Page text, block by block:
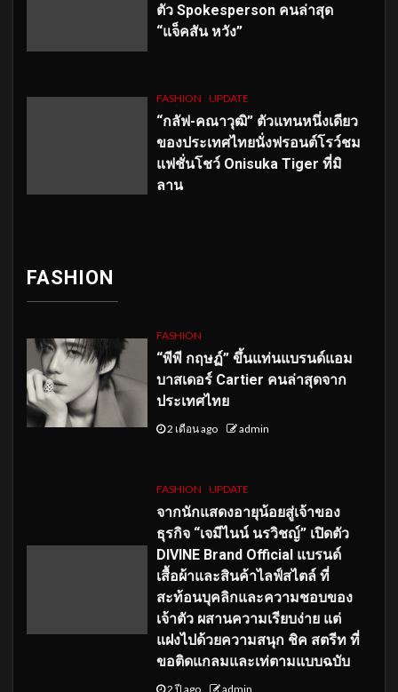
ตัว Spokesperson คนล่าสุด
“แจ็คสัน หวัง”
FASHION UPDATE
“กลัฟ-คณาวุฒิ” ตัวแทนหนึ่งเดียว
ของประเทศไทยนั่งฟรอนต์โรว์ชม
แฟชั่นโชว์ Onisuka Tiger ที่มิ
ลาน
FASHION
FASHION
“พีพี กฤษฏ์” ขึ้นแท่นแบรนด์แอม
บาสเดอร์ Cartier คนล่าสุดจาก
ประเทศไทย
2 เดือน ago admin
FASHION UPDATE
จากนักแสดงอายุน้อยสู่เจ้าของ
ธุรกิจ “เจมีไนน์ นรวิชญ์” เปิดตัว
DIVINE Brand Official แบรนด์
เสื้อผ้าและสินค้าไลฟ์สไตล์ ที่
สะท้อนบุคลิกและความชอบของ
เจ้าตัว ผสานความเรียบง่าย แต่
แฝงไปด้วยความสนุก ชิค สตรีท ที่
ขอติดแกลมและเท่ตามแบบฉบับ
2 ปี ago admin